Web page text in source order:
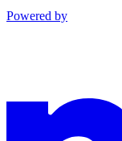
Powered by